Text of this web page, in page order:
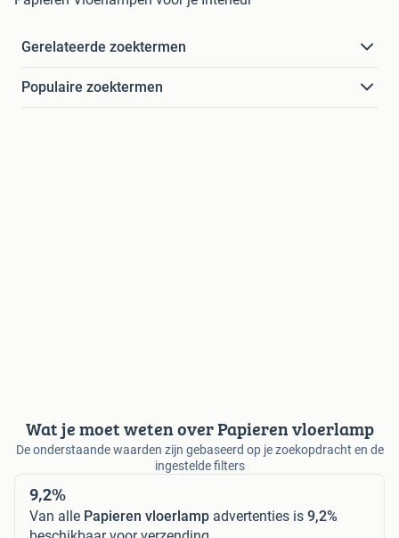
Gerelateerde zoektermen
Populaire zoektermen
Wat je moet weten over Papieren vloerlamp
De onderstaande waarden zijn gebaseerd op je zoekopdracht en de
ingestelde filters
9,2%
Van alle Papieren vloerlamp advertenties is 9,2%